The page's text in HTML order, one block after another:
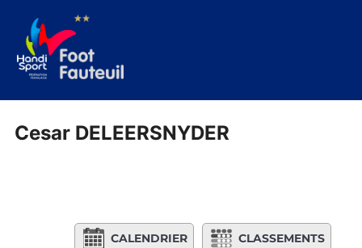
contenu
Cesar DELEERSNYDER
CALENDRIER CLASSEMENTS